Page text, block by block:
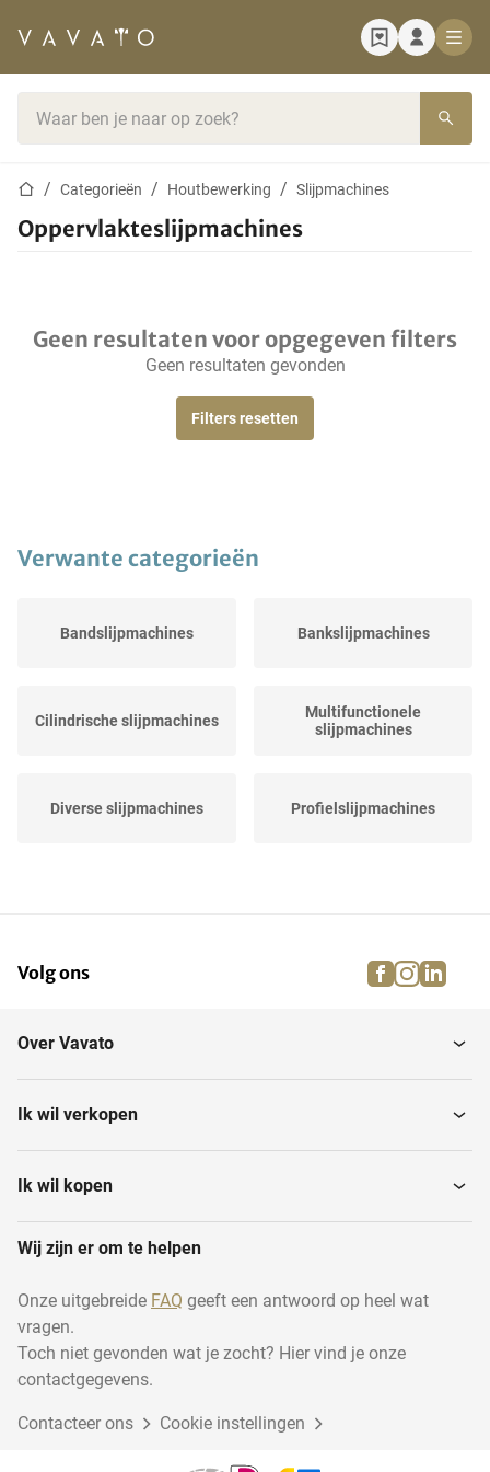
StartpaginaCategorieën Houtbewerking Slijpmachines
Oppervlakteslijpmachines
Geen resultaten voor opgegeven filters
Geen resultaten gevonden
Filters resetten
Verwante categorieën
Bandslijpmachines Bankslijpmachines
Cilindrische slijpmachines
Multifunctionele
slijpmachines
Diverse slijpmachines Profielslijpmachines
Volg ons facebook
Over Vavato
Ik wil verkopen
Ik wil kopen
Wij zijn er om te helpen
Onze uitgebreide FAQ geeft een antwoord op heel wat
vragen.
Toch niet gevonden wat je zocht? Hier vind je onze
contactgegevens.
Contacteer ons Cookie instellingen